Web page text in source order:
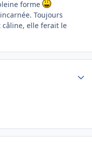
forme
Toujours
câline, elle ferait le